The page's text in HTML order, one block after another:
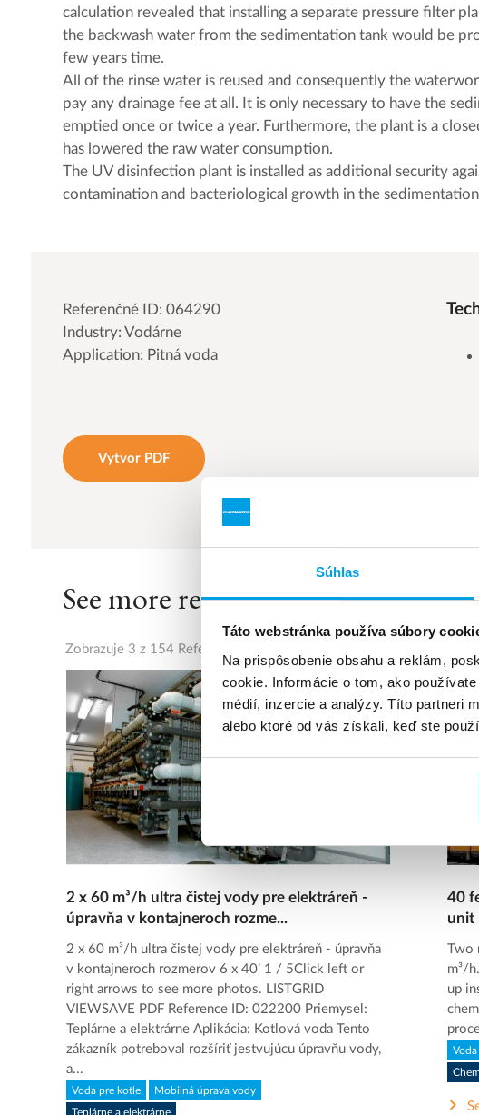
Súhlas
Táto webstránka používa súbory
Na prispôsobenie obsahu a reklám,
cookie. Informácie o tom, ako
médií, inzercie a analýzy. Títo partneri
alebo ktoré od vás získali, keď ste
calculation revealed that installing a separate pressure filter
the backwash water from the sedimentation tank would be
few years time.
All of the rinse water is reused and consequently the
pay any drainage fee at all. It is only necessary to have the
emptied once or twice a year. Furthermore, the plant is a
has lowered the raw water consumption.
The UV disinfection plant is installed as additional security
contamination and bacteriological growth in the
Referenčné ID: 064290
Industry: Vodárne
Application: Pitná voda
Vytvor PDF
See more references
Zobrazuje 3 z 154 Referencie
2 x 60 m³/h ultra čistej vody pre elektráreň -
úpravňa v kontajneroch rozme...
2 x 60 m³/h ultra čistej vody pre elektráreň - úpravňa
v kontajneroch rozmerov 6 x 40’ 1 / 5Click left or
right arrows to see more photos. LISTGRID
VIEWSAVE PDF Reference ID: 022200 Priemysel:
Teplárne a elektrárne Aplikácia: Kotlová voda Tento
zákazník potreboval rozšíriť jestvujúcu úpravňu vody,
a...
Voda pre kotle Mobilná úprava vody
Teplárne a elektrárne
40
unit
Two
m³/
up